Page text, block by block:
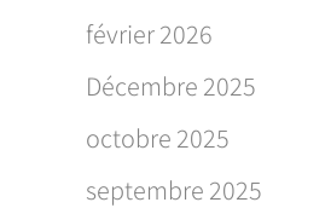
février 2026
Décembre 2025
octobre 2025
septembre 2025